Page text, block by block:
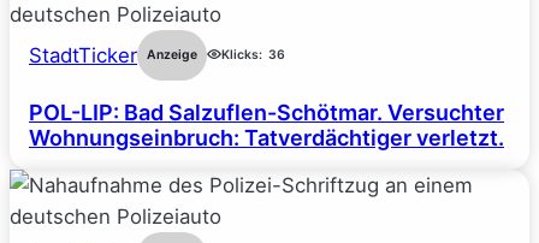
StadtTicker Anzeige Klicks: 36
POL-LIP: Bad Salzuflen-Schötmar. Versuchter
Wohnungseinbruch: Tatverdächtiger verletzt.